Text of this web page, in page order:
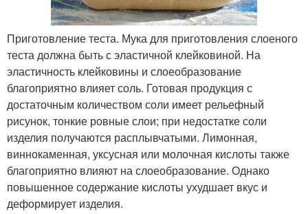
Приготовление теста. Мука для приготовления слоеного
теста должна быть с эластичной клейковиной. На
эластичность клейковины и слоеобразование
благоприятно влияет соль. Готовая продукция с
достаточным количеством соли имеет рельефный
рисунок, тонкие ровные слои; при недостатке соли
изделия получаются расплывчатыми. Лимонная,
виннокаменная, уксусная или молочная кислоты также
благоприятно влияют на слоеобразование. Однако
повышенное содержание кислоты ухудшает вкус и
деформирует изделия.